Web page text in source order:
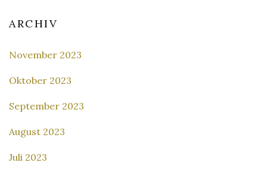
ARCHIV
November 2023
Oktober 2023
September 2023
August 2023
Juli 2023